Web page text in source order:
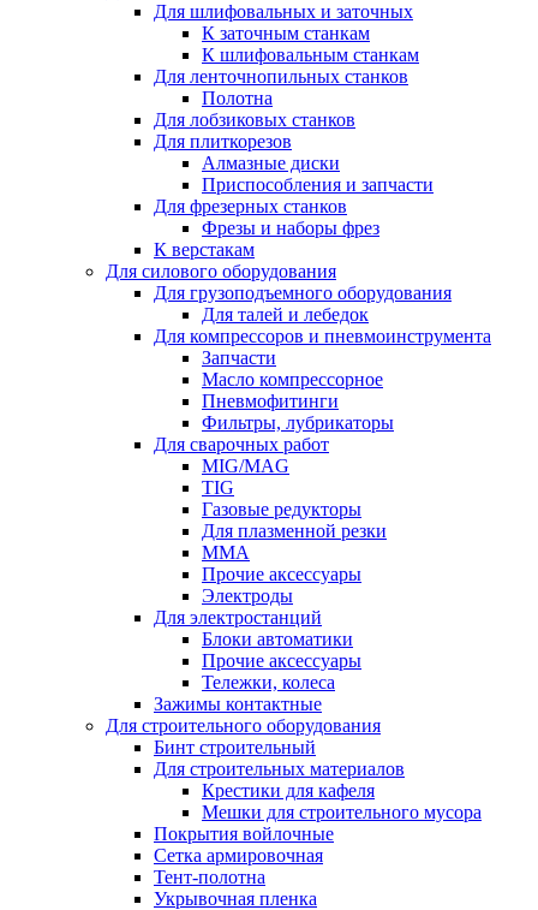
Для шлифовальных и заточных
К заточным станкам
К шлифовальным станкам
Для ленточнопильных станков
Полотна
Для лобзиковых станков
Для плиткорезов
Алмазные диски
Приспособления и запчасти
Для фрезерных станков
Фрезы и наборы фрез
К верстакам
Для силового оборудования
Для грузоподъемного оборудования
Для талей и лебедок
Для компрессоров и пневмоинструмента
Запчасти
Масло компрессорное
Пневмофитинги
Фильтры, лубрикаторы
Для сварочных работ
MIG/MAG
TIG
Газовые редукторы
Для плазменной резки
ММА
Прочие аксессуары
Электроды
Для электростанций
Блоки автоматики
Прочие аксессуары
Тележки, колеса
Зажимы контактные
Для строительного оборудования
Бинт строительный
Для строительных материалов
Крестики для кафеля
Мешки для строительного мусора
Покрытия войлочные
Сетка армировочная
Тент-полотна
Укрывочная пленка